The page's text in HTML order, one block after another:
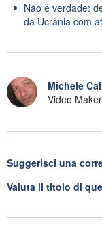
Não é verdade:
da Ucrânia com
Michele
Video Maker
Suggerisci una
Valuta il titolo di